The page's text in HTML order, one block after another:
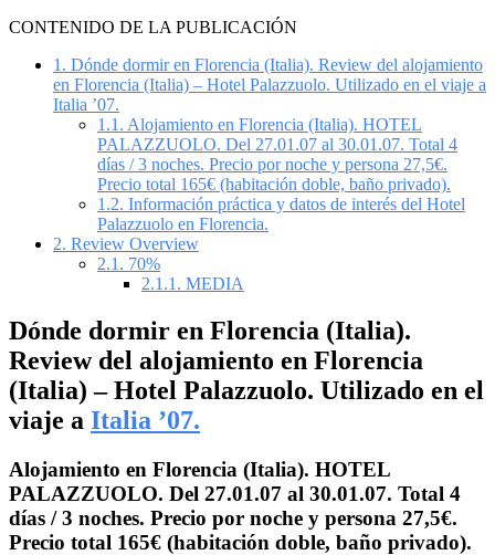
CONTENIDO DE LA PUBLICACIÓN
1. Dónde dormir en Florencia (Italia). Review del alojamiento
en Florencia (Italia) – Hotel Palazzuolo. Utilizado en el viaje a
Italia ’07.
1.1. Alojamiento en Florencia (Italia). HOTEL
PALAZZUOLO. Del 27.01.07 al 30.01.07. Total 4
días / 3 noches. Precio por noche y persona 27,5€.
Precio total 165€ (habitación doble, baño privado).
1.2. Información práctica y datos de interés del Hotel
Palazzuolo en Florencia.
2. Review Overview
2.1. 70%
2.1.1. MEDIA
Dónde dormir en Florencia (Italia).
Review del alojamiento en Florencia
(Italia) – Hotel Palazzuolo. Utilizado en el
viaje a Italia ’07.
Alojamiento en Florencia (Italia). HOTEL
PALAZZUOLO. Del 27.01.07 al 30.01.07. Total 4
días / 3 noches. Precio por noche y persona 27,5€.
Precio total 165€ (habitación doble, baño privado).